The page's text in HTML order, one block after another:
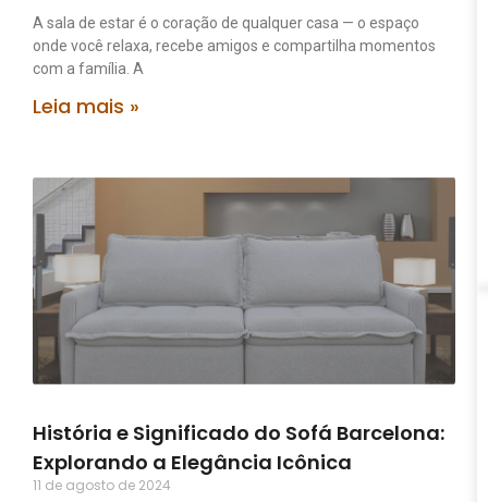
A sala de estar é o coração de qualquer casa — o espaço
onde você relaxa, recebe amigos e compartilha momentos
com a família. A
Leia mais »
História e Significado do Sofá Barcelona:
Explorando a Elegância Icônica
11 de agosto de 2024